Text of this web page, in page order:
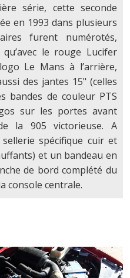
série, cette seconde
en 1993 dans plusieurs
furent numérotés,
qu’avec le rouge Lucifer
Le Mans à l’arrière,
des jantes 15" (celles
bandes de couleur PTS
sur les portes avant
la 905 victorieuse. A
spécifique cuir et
et un bandeau en
de bord complété du
console centrale.